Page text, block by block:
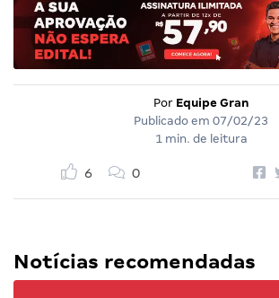
Por Equipe Gran
Publicado em 07/02/23
1 min. de leitura
6 0
Notícias recomendadas